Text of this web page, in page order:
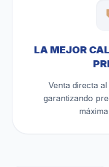
LA MEJOR
Venta directa
garantizando